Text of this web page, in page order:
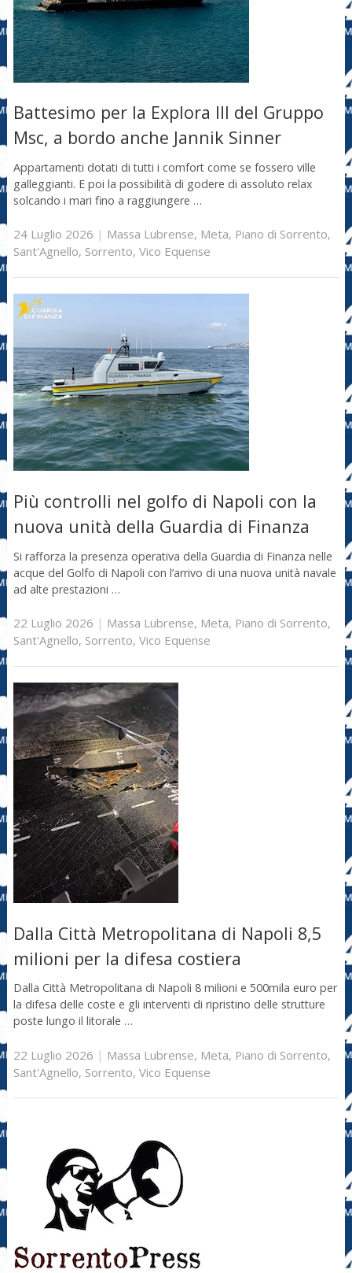
Battesimo per la Explora III del Gruppo
Msc, a bordo anche Jannik Sinner
Appartamenti dotati di tutti i comfort come se fossero ville
galleggianti. E poi la possibilità di godere di assoluto relax
solcando i mari fino a raggiungere …
24 Luglio 2026 | Massa Lubrense, Meta, Piano di Sorrento,
Sant'Agnello, Sorrento, Vico Equense
Più controlli nel golfo di Napoli con la
nuova unità della Guardia di Finanza
Si rafforza la presenza operativa della Guardia di Finanza nelle
acque del Golfo di Napoli con l’arrivo di una nuova unità navale
ad alte prestazioni …
22 Luglio 2026 | Massa Lubrense, Meta, Piano di Sorrento,
Sant'Agnello, Sorrento, Vico Equense
Dalla Città Metropolitana di Napoli 8,5
milioni per la difesa costiera
Dalla Città Metropolitana di Napoli 8 milioni e 500mila euro per
la difesa delle coste e gli interventi di ripristino delle strutture
poste lungo il litorale …
22 Luglio 2026 | Massa Lubrense, Meta, Piano di Sorrento,
Sant'Agnello, Sorrento, Vico Equense